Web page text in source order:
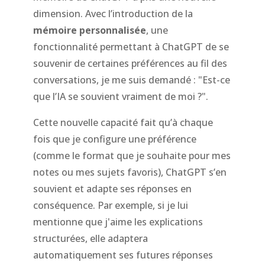
dimension. Avec l’introduction de la
mémoire personnalisée, une
fonctionnalité permettant à ChatGPT de se
souvenir de certaines préférences au fil des
conversations, je me suis demandé : "Est-ce
que l’IA se souvient vraiment de moi ?".
Cette nouvelle capacité fait qu’à chaque
fois que je configure une préférence
(comme le format que je souhaite pour mes
notes ou mes sujets favoris), ChatGPT s’en
souvient et adapte ses réponses en
conséquence. Par exemple, si je lui
mentionne que j'aime les explications
structurées, elle adaptera
automatiquement ses futures réponses